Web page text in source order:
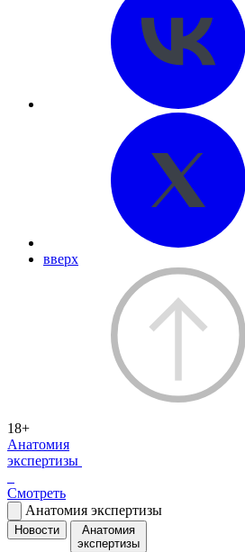
вверх
18+
Анатомия
экспертизы
Смотреть
Анатомия экспертизы
Новости
Анатомия
экспертизы